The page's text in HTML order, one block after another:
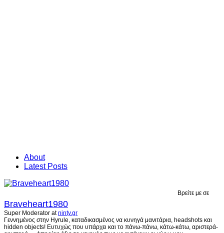
About
Latest Posts
Βρείτε με σε
Braveheart1980
Super Moderator atninty.gr
Γεννημένος στην Hyrule, καταδικασμένος να κυνηγά μανιτάρια, headshots και
hidden objects! Ευτυχώς που υπάρχει και το πάνω-πάνω, κάτω-κάτω, αριστερά-